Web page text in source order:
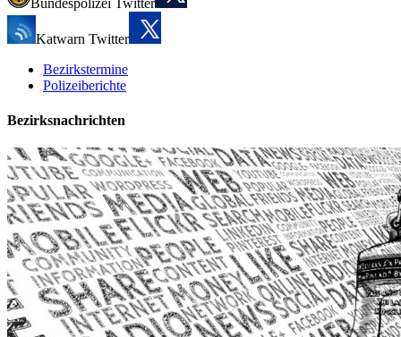
Katwarn Twitter
Bezirkstermine
Polizeiberichte
Bezirksnachrichten